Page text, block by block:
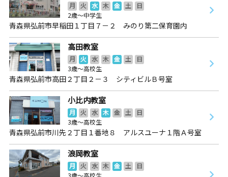
月 火 水 木 金 土
日
2歳～中学生
青森県弘前市早稲田１丁目７－２ みのり第二保育園内
高田教室
月 火 水 木 金 土
日
3歳～高校生
青森県弘前市高田２丁目２－３ シティビルＢ号室
小比内教室
月 火 水 木 金 土
日
3歳～高校生
青森県弘前市川先２丁目１番地８ アルスユーナ１階Ａ号室
浪岡教室
月 火 水 木 金 土
日
3歳～高校生